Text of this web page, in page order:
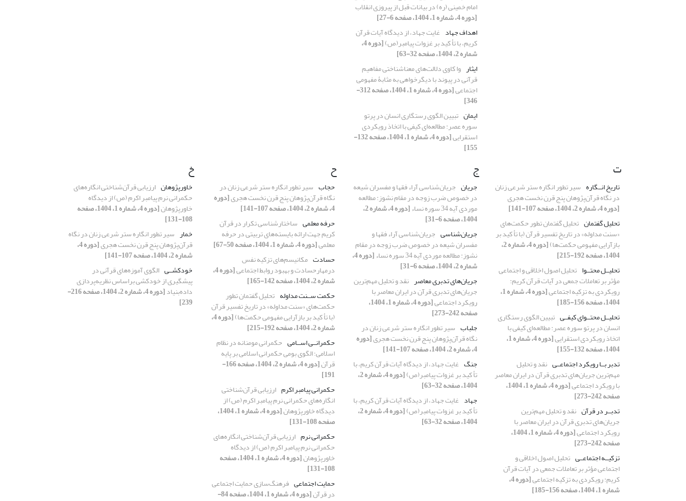
امام خمینی (ره) در بیانات قبل از پیروزی انقلاب
[دوره 4، شماره 1، 1404، صفحه 6-27]
اهداف جهاد غایت جهاد، از دیدگاه آیات قرآن
کریم، با تأ کید بر غزوات پیامبر(ص) [دوره 4،
شماره 2، 1404، صفحه 32-63]
ایثار وا کاوی دلالت‌های معناشناختی مفاهیم
قرآنی در پیوند با دیگرخواهی به مثابۀ مفهومی
اجتماعی [دوره 4، شماره 1، 1404، صفحه 312-
346]
ایمان تبیین الگوی رستگاری انسان در پرتو
سوره عصر: مطالعه‌ای کیفی با اتخاذ رویکردی
استقرایی [دوره 4، شماره 1، 1404، صفحه 132-
155]
ت
تاریخ انــگاره سیر تطور انگاره ستر شرعی زنان
در نگاه قرآن‌پژوهان پنج قرن نخست هجری
[دوره 4، شماره 2، 1404، صفحه 107-141]
تحلیل گفتمان تحلیل گفتمان تطور حکمت‌های
«سنت مداوله» در تاریخ تفسیر قرآن (با تأ کید بر
بازآرایی مفهومی حکمت‌ها) [دوره 4، شماره 2،
1404، صفحه 192-215]
تحلیــل محتــوا تحلیل اصول اخلاقی و اجتماعی
مؤثر بر تعاملات جمعی در آیات قرآن کریم:
رویکردی به تزکیه اجتماعی [دوره 4، شماره 1،
1404، صفحه 156-185]
تحلیــل محتــوای کیفــی تبیین الگوی رستگاری
انسان در پرتو سوره عصر: مطالعه‌ای کیفی با
اتخاذ رویکردی استقرایی [دوره 4، شماره 1،
1404، صفحه 132-155]
تدبر بــا رویکرد اجتماعــی نقد و تحلیل
مهم‌ترین جریان‌های تدبری قرآن در ایران معاصر
با رویکرد اجتماعی [دوره 4، شماره 1، 1404،
صفحه 242-273]
تدبــر در قرآن نقد و تحلیل مهم‌ترین
جریان‌های تدبری قرآن در ایران معاصر با
رویکرد اجتماعی [دوره 4، شماره 1، 1404،
صفحه 242-273]
تزکیــه اجتماعــی تحلیل اصول اخلاقی و
اجتماعی مؤثر بر تعاملات جمعی در آیات قرآن
کریم: رویکردی به تزکیه اجتماعی [دوره 4،
شماره 1، 1404، صفحه 156-185]
ج
جریان جریان‌شناسی آراء فقها و مفسران شیعه
در خصوص ضرب زوجه در مقام نشوز: مطالعه
موردی آیه 34 سوره نساء [دوره 4، شماره 2،
1404، صفحه 6-31]
جریان‌شناسی جریان‌شناسی آراء فقها و
مفسران شیعه در خصوص ضرب زوجه در مقام
نشوز: مطالعه موردی آیه 34 سوره نساء [دوره 4،
شماره 2، 1404، صفحه 6-31]
جریان‌های تدبری معاصر نقد و تحلیل مهم‌ترین
جریان‌های تدبری قرآن در ایران معاصر با
رویکرد اجتماعی [دوره 4، شماره 1، 1404،
صفحه 242-273]
جلباب سیر تطور انگاره ستر شرعی زنان در
نگاه قرآن‌پژوهان پنج قرن نخست هجری[دوره
4، شماره 2، 1404، صفحه 107-141]
جنگ غایت جهاد، از دیدگاه آیات قرآن کریم، با
تأ کید بر غزوات پیامبر(ص) [دوره 4، شماره 2،
1404، صفحه 32-63]
جهاد غایت جهاد، از دیدگاه آیات قرآن کریم، با
تأ کید بر غزوات پیامبر(ص) [دوره 4، شماره 2،
1404، صفحه 32-63]
ح
حجاب سیر تطور انگاره ستر شرعی زنان در
نگاه قرآن‌پژوهان پنج قرن نخست هجری[دوره
4، شماره 2، 1404، صفحه 107-141]
حرفه معلمی ساختارشناسی تکرار در قرآن
کریم جهت ارائه بایسته‌های تربیتی در حرفه
معلمی[دوره 4، شماره 1، 1404، صفحه 50-67]
حسادت مکانیسم‌های تزکیه نفس
درمهارحسادت و بهبود روابط اجتماعی [دوره 4،
شماره 2، 1404، صفحه 142-165]
حکمت ســنت مداوله تحلیل گفتمان تطور
حکمت‌های «سنت مداوله» در تاریخ تفسیر قرآن
(با تأ کید بر بازآرایی مفهومی حکمت‌ها) [دوره 4،
شماره 2، 1404، صفحه 192-215]
حکمرانــی اســامی حکمرانی مومنانه در نظام
اسلامی؛ الگوی بومی حکمرانی اسلامی بر پایه
قرآن [دوره 4، شماره 2، 1404، صفحه 166-
191]
حکمرانی پیامبر اکرم ارزیابی قرآن‌شناختی
انگاره‌های حکمرانی نرم پیامبر اکرم (ص) از
دیدگاه خاورپژوهان [دوره 4، شماره 1، 1404،
صفحه 108-131]
حکمرانی نرم ارزیابی قرآن‌شناختی انگاره‌های
حکمرانی نرم پیامبر اکرم (ص) از دیدگاه
خاورپژوهان [دوره 4، شماره 1، 1404، صفحه
108-131]
حمایت اجتماعی فرهنگ‌سازی حمایت اجتماعی
در قرآن [دوره 4، شماره 1، 1404، صفحه 84-
خ
خاورپژوهان ارزیابی قرآن‌شناختی انگاره‌های
حکمرانی نرم پیامبر اکرم (ص) از دیدگاه
خاورپژوهان [دوره 4، شماره 1، 1404، صفحه
108-131]
خمار سیر تطور انگاره ستر شرعی زنان در نگاه
قرآن‌پژوهان پنج قرن نخست هجری [دوره 4،
شماره 2، 1404، صفحه 107-141]
خودکشــی الگوی آموز‌ه‌های قرآنی در
پیشگیری از خودکشی براساس نظریه‌پردازی
داده‌بنیاد [دوره 4، شماره 2، 1404، صفحه 216-
239]